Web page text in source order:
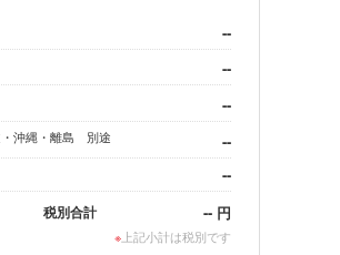
--
--
--
沖縄・離島 別途
--
--
税別合計 -- 円
※ 上記小計は税別です